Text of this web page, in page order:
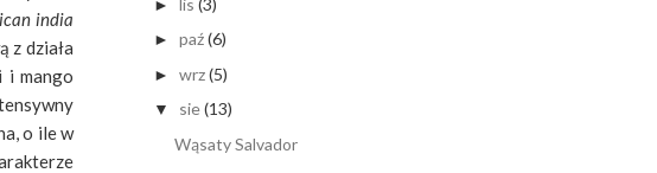
india
z działa
i mango
o ile w
►
► paź(6)
► wrz(5)
▼ sie(13)
Wąsaty Salvador